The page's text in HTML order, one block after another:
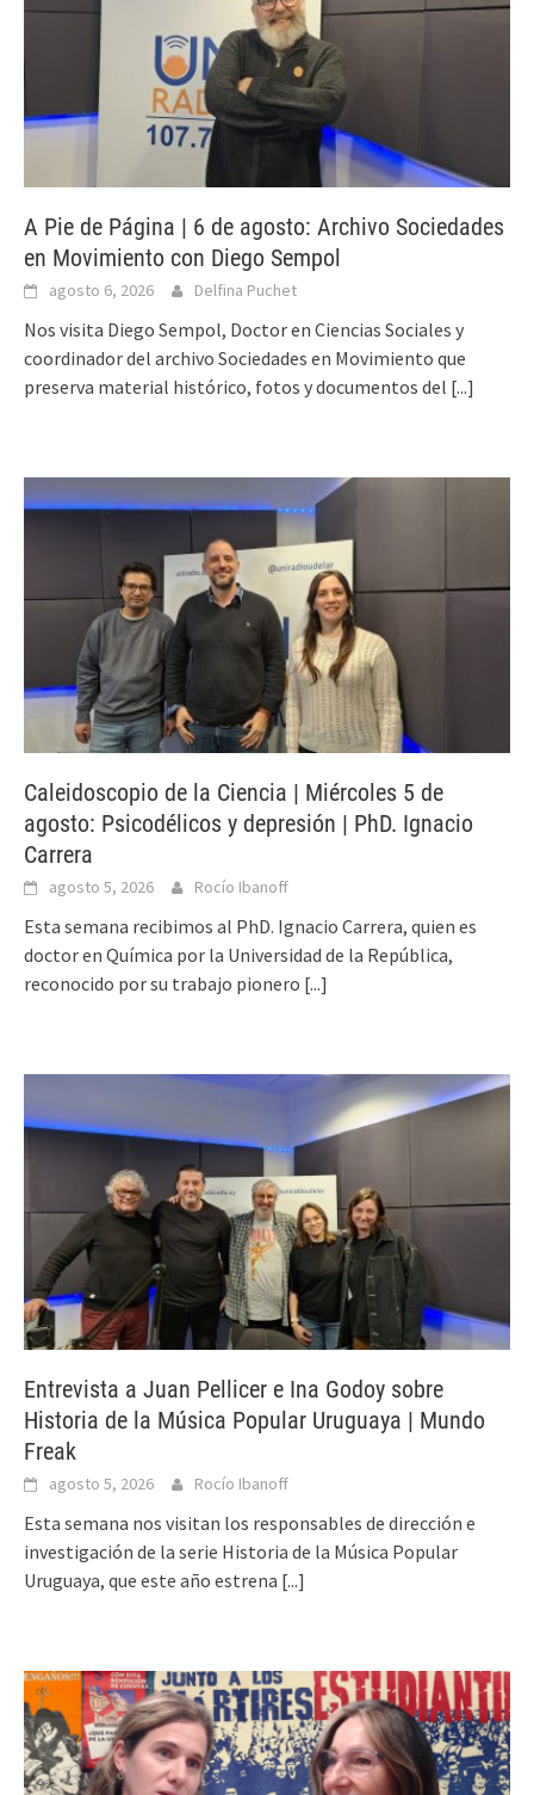
A Pie de Página | 6 de agosto: Archivo Sociedades
en Movimiento con Diego Sempol
agosto 6, 2026 Delfina Puchet
Nos visita Diego Sempol, Doctor en Ciencias Sociales y
coordinador del archivo Sociedades en Movimiento que
preserva material histórico, fotos y documentos del [...]
Caleidoscopio de la Ciencia | Miércoles 5 de
agosto: Psicodélicos y depresión | PhD. Ignacio
Carrera
agosto 5, 2026 Rocío Ibanoff
Esta semana recibimos al PhD. Ignacio Carrera, quien es
doctor en Química por la Universidad de la República,
reconocido por su trabajo pionero [...]
Entrevista a Juan Pellicer e Ina Godoy sobre
Historia de la Música Popular Uruguaya | Mundo
Freak
agosto 5, 2026 Rocío Ibanoff
Esta semana nos visitan los responsables de dirección e
investigación de la serie Historia de la Música Popular
Uruguaya, que este año estrena [...]